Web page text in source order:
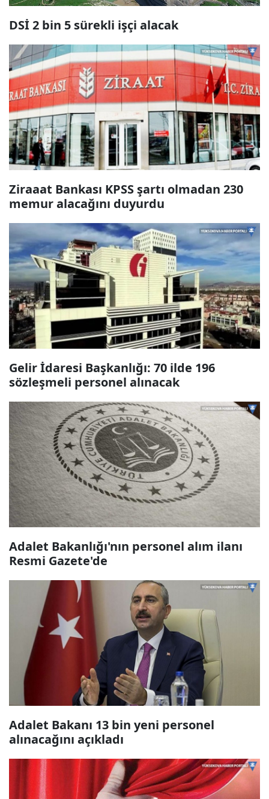
DSİ 2 bin 5 sürekli işçi alacak
Ziraaat Bankası KPSS şartı olmadan 230
memur alacağını duyurdu
Gelir İdaresi Başkanlığı: 70 ilde 196
sözleşmeli personel alınacak
Adalet Bakanlığı'nın personel alım ilanı
Resmi Gazete'de
Adalet Bakanı 13 bin yeni personel
alınacağını açıkladı